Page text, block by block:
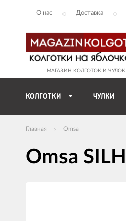
О нас Доставка
МАГАЗИН КОЛГОТОК И ЧУЛОК
КОЛГОТКИ ЧУЛКИ
Главная Omsa
Omsa